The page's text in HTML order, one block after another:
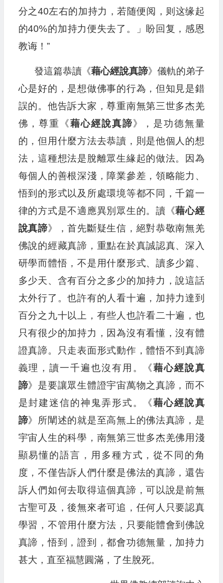
分之40左右的加持力，若随便阅，则这缘起
的40%的加持力便失去了。」盼回复，感恩
教诲！”
發這篇恭讀《藉心經說真諦》儀軌的弟子
心是好的，是想做佛事的行為，但知見是錯
誤的。他告訴大家，尊重南無第三世多杰羌
佛，尊重《藉心經說真諦》，是功德無量
的，但用什麼方法去恭讀，則是他個人的想
法，這種想法是脫離眾生緣起的做法。因為
每個人的善根深淺，障業參差，領略能力、
悟到的形式以及所處環境等都不同，千篇一
律的方式是不適應異別眾生的。讀《藉心經
說真諦》，首先斷疑生信，絕對恭敬南無羌
佛說的經藏真諦，重點在於真誠認真、深入
研學而體悟，不是用什麼形式、讀多少篇、
多少天、含有百分之多少的加持力，說這話
太外行了。也許有的人看十遍，加持力達到
百分之九十以上，有些人也許看二十遍，也
只有很少的加持力，因為沒有看懂，沒有體
證真諦。只走表面形式動作，體悟不到真諦
義理，讀一千遍也沒有用。《藉心經說真
諦》是要讓眾生體證宇宙萬物之真諦，而不
是封建迷信的神鬼弄形式。《藉心經說真
諦》所闡述的就是至高無上的佛法真諦，是
宇宙人生的科學，南無第三世多杰羌佛用淺
顯易懂的語言，用多種方式，從不同的角
度，不僅告訴人們什麼是佛法的真諦，還告
訴人們如何去取得這個真諦，可以說是前無
古聖可及，後無來者可追，任何人只要認真
學習，不管用什麼方法，只要能體會到佛說
真諦，悟到，證到，都會功德無量，加持力
甚大，直至福慧圓滿，了生脫死。